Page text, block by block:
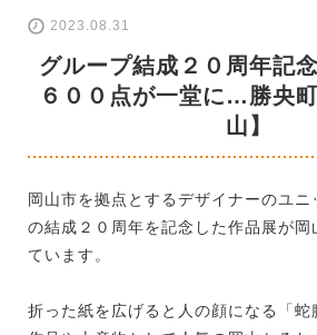
2023.08.31
グループ結成２０周年記
６００点が一堂に…勝央
山】
岡山市を拠点とするデザイナーのユニ
の結成２０周年を記念した作品展が岡
ています。
折った紙を広げると人の顔になる「蛇